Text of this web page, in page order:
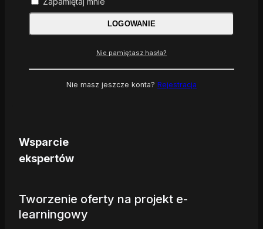
Wsparcie
ekspertów
Tworzenie oferty na projekt e-
learningowy
LOGOWANIE
Nie pamiętasz hasła?
Nie masz jeszcze konta? Rejestracja